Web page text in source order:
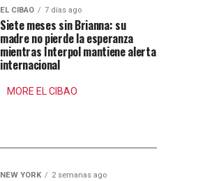
EL CIBAO 7 días ago
Siete meses sin Brianna: su
madre no pierde la esperanza
mientras Interpol mantiene alerta
internacional
MORE EL CIBAO
NEW YORK 2 semanas ago